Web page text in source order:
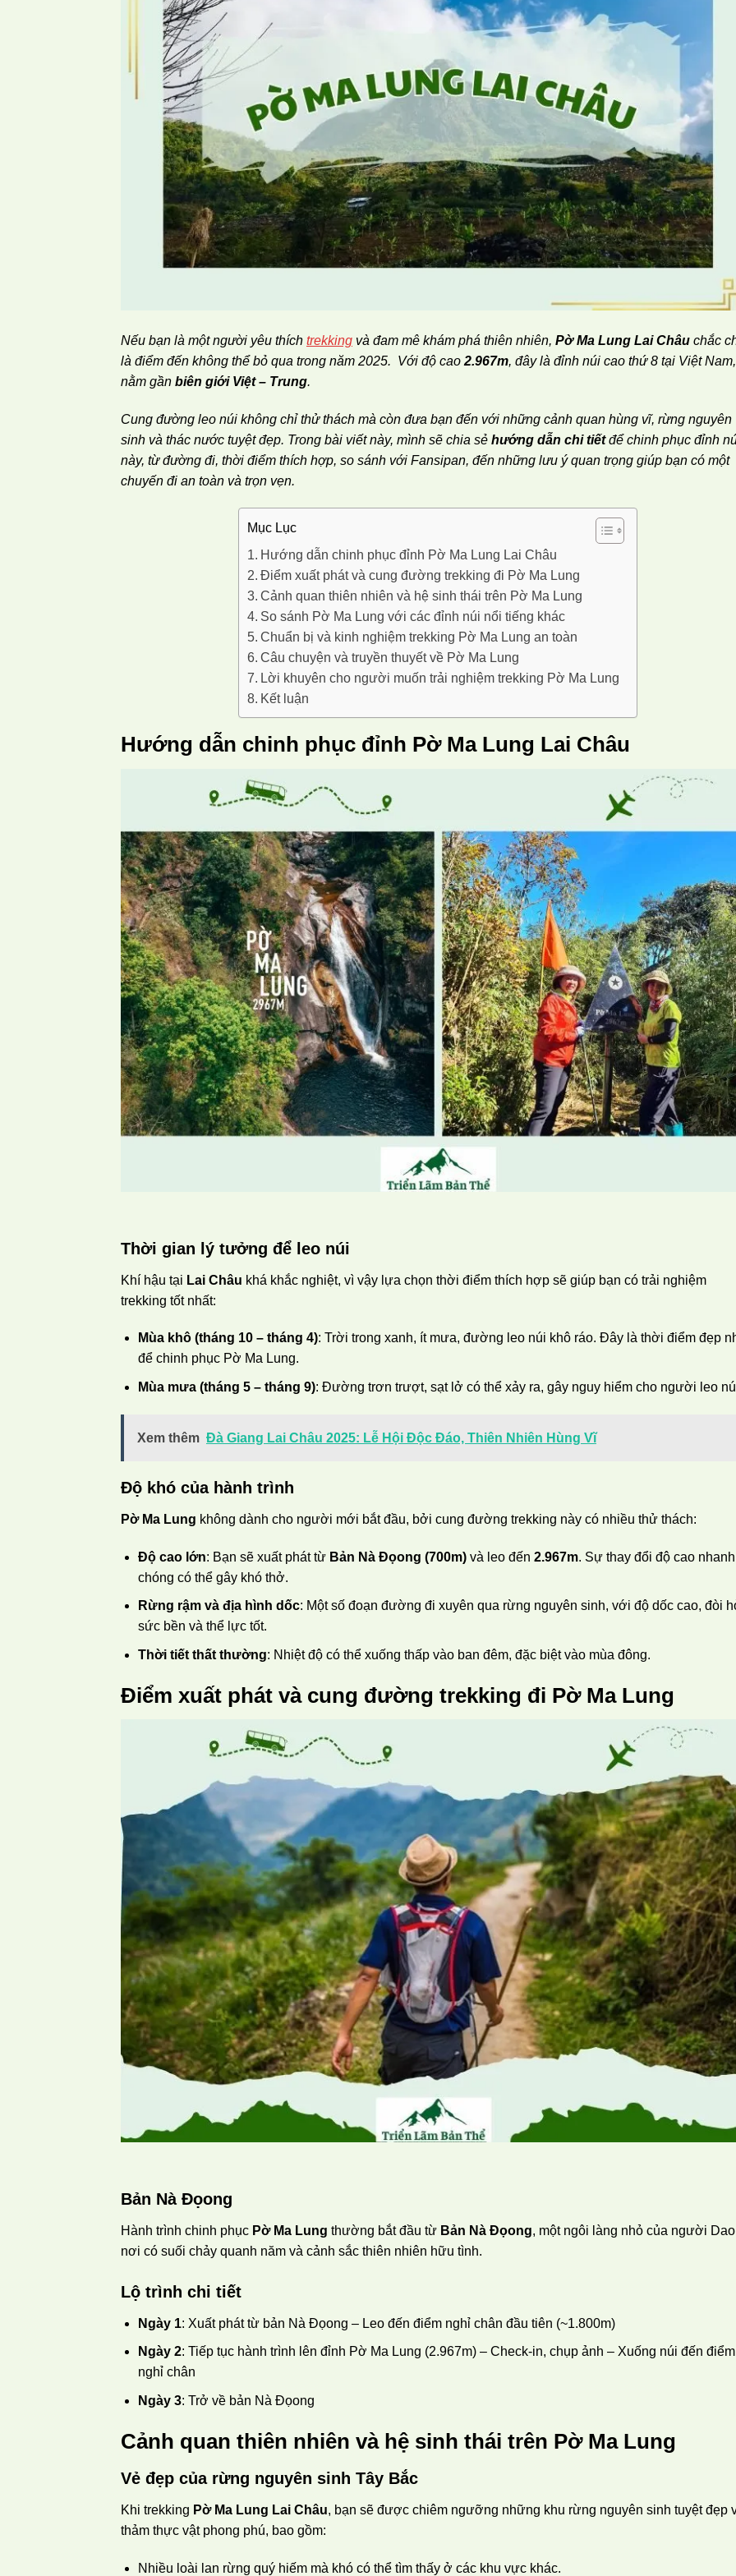
Nếu bạn là một người yêu thích trekking và đam mê khám phá thiên nhiên, Pờ Ma Lung Lai Châu chắc
là điểm đến không thể bỏ qua trong năm 2025. Với độ cao 2.967m, đây là đỉnh núi cao thứ 8 tại Việt Nam,
nằm gần biên giới Việt – Trung.
Cung đường leo núi không chỉ thử thách mà còn đưa bạn đến với những cảnh quan hùng vĩ, rừng nguyên
sinh và thác nước tuyệt đẹp. Trong bài viết này, mình sẽ chia sẻ hướng dẫn chi tiếtđể chinh phục đỉnh
này, từ đường đi, thời điểm thích hợp, so sánh với Fansipan, đến những lưu ý quan trọng giúp bạn có một
chuyến đi an toàn và trọn vẹn.
Mục Lục
Hướng dẫn chinh phục đỉnh Pờ Ma Lung Lai Châu
Điểm xuất phát và cung đường trekking đi Pờ Ma Lung
Cảnh quan thiên nhiên và hệ sinh thái trên Pờ Ma Lung
So sánh Pờ Ma Lung với các đỉnh núi nổi tiếng khác
Chuẩn bị và kinh nghiệm trekking Pờ Ma Lung an toàn
Câu chuyện và truyền thuyết về Pờ Ma Lung
Lời khuyên cho người muốn trải nghiệm trekking Pờ Ma Lung
Kết luận
Hướng dẫn chinh phục đỉnh Pờ Ma Lung Lai Châu
Thời gian lý tưởng để leo núi
Khí hậu tại Lai Châu khá khắc nghiệt, vì vậy lựa chọn thời điểm thích hợp sẽ giúp bạn có trải nghiệm
trekking tốt nhất:
Mùa khô (tháng 10 – tháng 4): Trời trong xanh, ít mưa, đường leo núi khô ráo. Đây là thời điểm đẹp
để chinh phục Pờ Ma Lung.
Mùa mưa (tháng 5 – tháng 9): Đường trơn trượt, sạt lở có thể xảy ra, gây nguy hiểm cho người leo
Xem thêm Đà Giang Lai Châu 2025: Lễ Hội Độc Đáo, Thiên Nhiên Hùng Vĩ
Độ khó của hành trình
Pờ Ma Lung không dành cho người mới bắt đầu, bởi cung đường trekking này có nhiều thử thách:
Độ cao lớn: Bạn sẽ xuất phát từ Bản Nà Đọong (700m)và leo đến 2.967m. Sự thay đổi độ cao nhanh
chóng có thể gây khó thở.
Rừng rậm và địa hình dốc: Một số đoạn đường đi xuyên qua rừng nguyên sinh, với độ dốc cao, đòi
sức bền và thể lực tốt.
Thời tiết thất thường: Nhiệt độ có thể xuống thấp vào ban đêm, đặc biệt vào mùa đông.
Điểm xuất phát và cung đường trekking đi Pờ Ma Lung
Bản Nà Đọong
Hành trình chinh phục Pờ Ma Lung thường bắt đầu từ Bản Nà Đọong, một ngôi làng nhỏ của người
nơi có suối chảy quanh năm và cảnh sắc thiên nhiên hữu tình.
Lộ trình chi tiết
Ngày 1: Xuất phát từ bản Nà Đọong – Leo đến điểm nghỉ chân đầu tiên (~1.800m)
Ngày 2: Tiếp tục hành trình lên đỉnh Pờ Ma Lung (2.967m) – Check-in, chụp ảnh – Xuống núi đến điểm
nghỉ chân
Ngày 3: Trở về bản Nà Đọong
Cảnh quan thiên nhiên và hệ sinh thái trên Pờ Ma Lung
Vẻ đẹp của rừng nguyên sinh Tây Bắc
Khi trekking Pờ Ma Lung Lai Châu, bạn sẽ được chiêm ngưỡng những khu rừng nguyên sinh tuyệt đẹp
thảm thực vật phong phú, bao gồm:
Nhiều loài lan rừng quý hiếm mà khó có thể tìm thấy ở các khu vực khác.